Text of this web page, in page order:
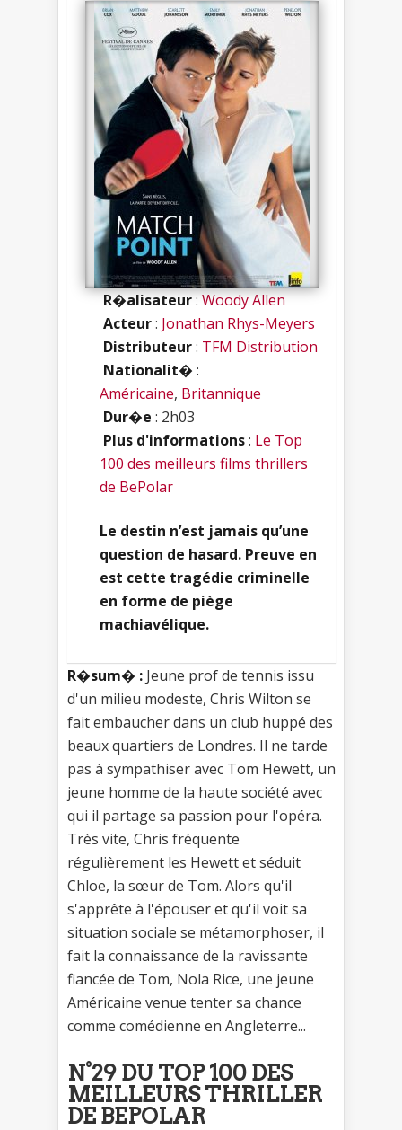
R�alisateur:Woody Allen
Acteur: Jonathan Rhys-Meyers
Distributeur: TFM Distribution
Nationalit� :
Américaine, Britannique
Dur�e : 2h03
Plus d'informations: Le Top
100 des meilleurs films thrillers
de BePolar
Le destin n’est jamais qu’une
question de hasard. Preuve en
est cette tragédie criminelle
en forme de piège
machiavélique.
R�sum� : Jeune prof de tennis issu
d'un milieu modeste, Chris Wilton se
fait embaucher dans un club huppé des
beaux quartiers de Londres. Il ne tarde
pas à sympathiser avec Tom Hewett, un
jeune homme de la haute société avec
qui il partage sa passion pour l'opéra.
Très vite, Chris fréquente
régulièrement les Hewett et séduit
Chloe, la sœur de Tom. Alors qu'il
s'apprête à l'épouser et qu'il voit sa
situation sociale se métamorphoser, il
fait la connaissance de la ravissante
fiancée de Tom, Nola Rice, une jeune
Américaine venue tenter sa chance
comme comédienne en Angleterre...
N°29 DU TOP 100 DES
MEILLEURS THRILLER
DE BEPOLAR